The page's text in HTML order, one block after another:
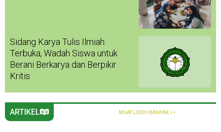
Sidang Karya Tulis Ilmiah
Terbuka, Wadah Siswa untuk
Berani Berkarya dan Berpikir
Kritis
ARTIKEL MUAT LEBIH BANYAK >>